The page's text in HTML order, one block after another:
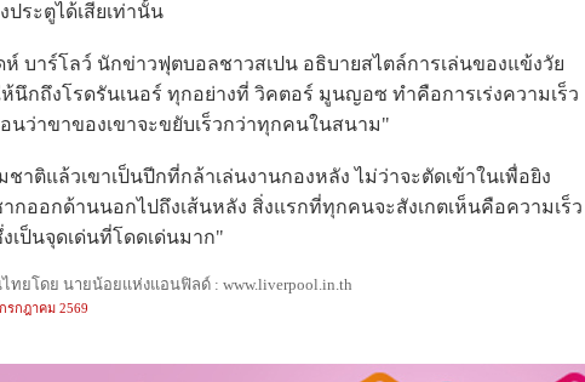
ประตูได้เสียเท่านั้น
ห์ บาร์โลว์ นักข่าวฟุตบอลชาวสเปน อธิบายสไตล์การเล่นของแข้งวัย
ห้นึกถึงโรดรันเนอร์ ทุกอย่างที่ วิคตอร์ มูนญอซ ทำคือการเร่งความเร็ว
นว่าขาของเขาจะขยับเร็วกว่าทุกคนในสนาม"
ชาติแล้วเขาเป็นปีกที่กล้าเล่นงานกองหลัง ไม่ว่าจะตัดเข้าในเพื่อยิง
กออกด้านนอกไปถึงเส้นหลัง สิ่งแรกที่ทุกคนจะสังเกตเห็นคือความเร็ว
เป็นจุดเด่นที่โดดเด่นมาก"
ทยโดย นายน้อยแห่งแอนฟิลด์ : www.liverpool.in.th
รกฎาคม 2569